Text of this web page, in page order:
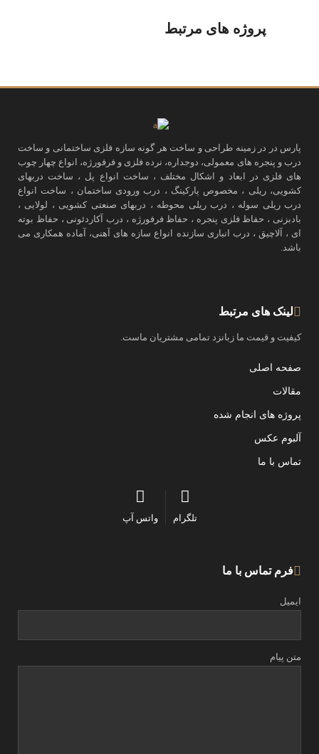
پروژه های مرتبط
پارس در در زمینه طراحی و ساخت هر گونه سازه فلزی ساختمانی و ساخت
درب و پنجره های معمولی، دوجداره، نرده فلزی و فرفورژه، انواع چهار چوب
های فلزی در ابعاد و اشکال مختلف ، ساخت انواع پل ، ساخت دربهای
کشویی، ریلی ، مخصوص پارکینگ ، درب ورودی ساختمان ، ساخت انواع
درب ریلی سوله ، درب ریلی محوطه ، دربهای صنعتی کشویی ، لولایی ،
بادبزنی ، حفاظ فلزی پنجره ، حفاظ فرفورژه ، درب آکاردئونی ، حفاظ بوته
ای ، آلاچیق ، درب انباری سازنده انواع سازه های آهنی، آماده همکاری می
باشد.
لینک های مرتبط
کیفیت و قیمت ما زبانزد تمامی مشتریان ماست.
صفحه اصلی
مقالات
پروژه های انجام شده
آلبوم عکس
تماس با ما
تلگرام واتس آپ
فرم تماس با ما
ایمیل
متن پیام